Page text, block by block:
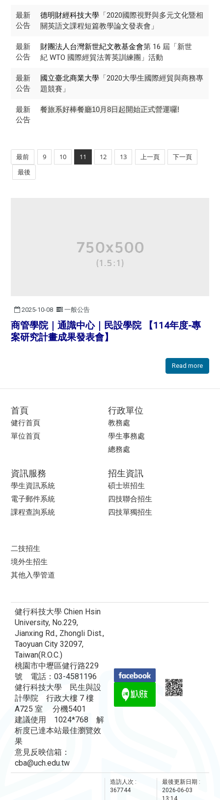
最新
公告
德明財經科技大學 「2020國際視野與多元文化暨相
關英語文課程短篇教學論文發表會」
最新
公告
財團法人台灣新世紀文教基金會第 16 屆「新世
紀 WTO 國際經貿法菁英訓練團」活動
最新
公告
國立臺北商業大學 「2020大學生國際經貿與商務專
題競賽」
最新
公告
餐旅系好棒餐廳10月8日起開始正式營運囉!
最前 9 10 11 12 13 上一頁
下一頁
最後
2025-10-08 一般公告
商管學院｜通識中心｜民設學院 【114年度-專
案研究計畫成果發表會】
Read more
首頁
健行首頁
單位首頁
行政單位
教務處
學生事務處
總務處
資訊服務
學生資訊系統
電子郵件系統
課程查詢系統
招生資訊
碩士班招生
四技聯合招生
四技單獨招生
二技招生
境外生招生
其他入學管道
健行科技大學 Chien Hsin
University, No.229,
Jianxing Rd., Zhongli Dist.,
Taoyuan City 32097,
Taiwan(R.O.C.)
桃園市中壢區健行路229
號 電話：03-4581196
健行科技大學 民生與設
計學院 行政大樓 7 樓
A725 室 分機5401
建議使用 1024*768 解
析度已達本站最佳瀏覽效
果
意見反映信箱：
cba@uch.edu.tw
造訪人次 :
367744
最後更新日期 :
2026-06-03